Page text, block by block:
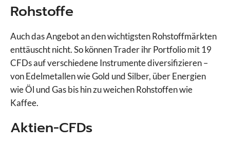
Rohstoffe
Auch das Angebot an den wichtigsten Rohstoffmärkten
enttäuscht nicht. So können Trader ihr Portfolio mit 19
CFDs auf verschiedene Instrumente diversifizieren –
von Edelmetallen wie Gold und Silber, über Energien
wie Öl und Gas bis hin zu weichen Rohstoffen wie
Kaffee.
Aktien-CFDs